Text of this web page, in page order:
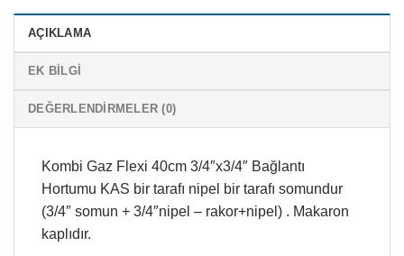
AÇIKLAMA
EK BILGI
DEĞERLENDIRMELER (0)
Kombi Gaz Flexi 40cm 3/4″x3/4″ Bağlantı
Hortumu KAS bir tarafı nipel bir tarafı somundur
(3/4″ somun + 3/4″nipel – rakor+nipel) . Makaron
kaplıdır.